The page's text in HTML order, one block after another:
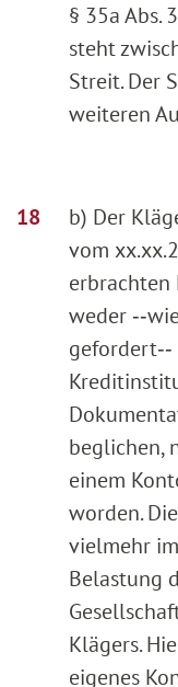
§ 35a Abs.
steht
Streit. Der
weiteren
b) Der
vom
erbrachten
weder
beglichen,
einem
worden.
vielmehr
Belastung
Klägers.
eigenes